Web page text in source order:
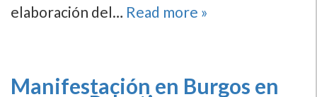
elaboración del… Read more »
Manifestación en Burgos en